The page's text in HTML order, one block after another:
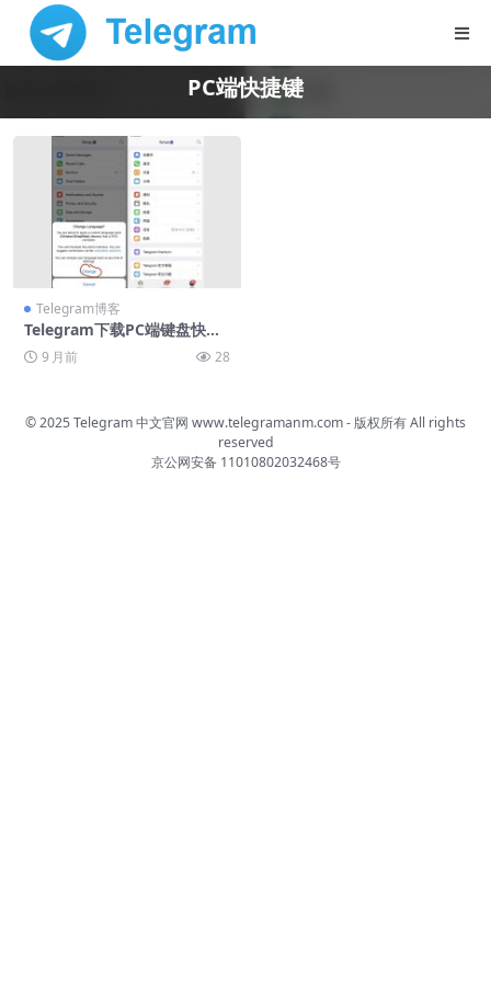
PC端快捷键
Telegram博客
Telegram下载PC端键盘快捷
键大全
9 月前 28
© 2025 Telegram 中文官网 www.telegramanm.com- 版权所有All rights
reserved
京公网安备 11010802032468号